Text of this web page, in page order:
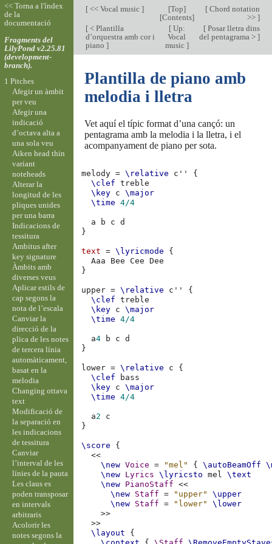
[<< Vocal music ] [Top]
[Contents]
[Chord notation
>> ]
[< Plantilla
d’orquestra amb cor i
piano ]
[Up:
Vocal
music ]
[Posar lletra dins
del pentagrama > ]
Plantilla de piano amb
melodia i lletra
Vet aquí el típic format d’una cançó: un
pentagrama amb la melodia i la lletra, i el
acompanyament de piano per sota.
melody = \relative c''
{
\clef
treble
\key c
\major
\time
4/4
a b c
d
}
text = \lyricmode
{
Aaa
Bee Cee
}
upper = \relative c''
{
\clef
treble
\key c
\major
\time
4/4
a4 b c
d
}
lower = \relative c
{
\clef
bass
\key c
\major
\time
4/4
a2
c
}
\score
{
<<
\new Voice = "mel" { \autoBeamOff
\new Lyrics \lyricsto mel
\text
\new PianoStaff
<<
\new Staff = "upper"
\upper
\new Staff = "lower"
\lower
>>
>>
\layout
{
<< Torna a l'índex
de la
documentació
Fragments del
LilyPond v2.25.81
(development-
branch).
1 Pitches
Afegir un àmbit
per veu
Afegir una
indicació
d’octava alta a
una sola veu
Aiken head thin
variant
noteheads
Alterar la
longitud de les
pliques unides
per una barra
Indicacions de
tessitura
Ambitus after
key signature
Àmbits amb
diverses veus
Aplicar estils de
cap segons la
nota de l’escala
Canviar la
direcció de la
plica de les notes
de tercera línia
automàticament,
basat en la
melodia
Changing ottava
text
Modificació de
la separació en
les indicacions
de tessitura
Canviar
l’interval de les
línies de la pauta
Les claus es
poden transposar
en intervals
arbitraris
Acolorir les
notes segons la